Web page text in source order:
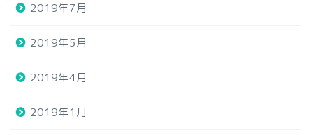
2019年7月
2019年5月
2019年4月
2019年1月